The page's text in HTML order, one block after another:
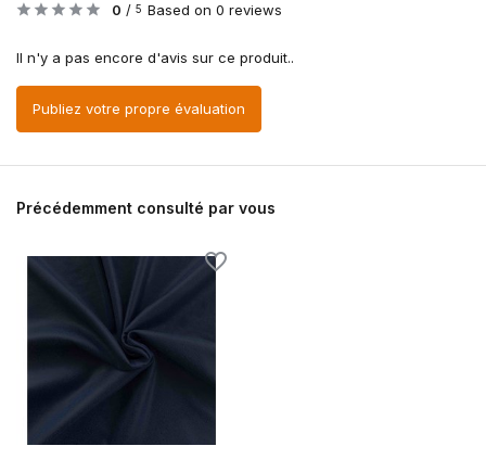
0 / 5 Based on 0 reviews
Il n'y a pas encore d'avis sur ce produit..
Publiez votre propre évaluation
Précédemment consulté par vous